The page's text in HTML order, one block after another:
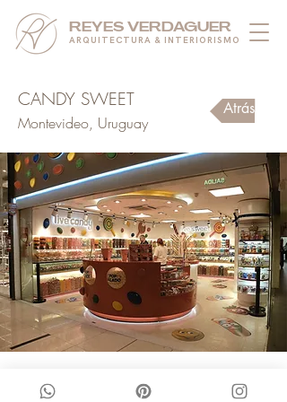
ARQUITECTURA & INTERIORISMO
REYES VERDAGUER
Montevideo, Uruguay
Atrás
CANDY SWEET